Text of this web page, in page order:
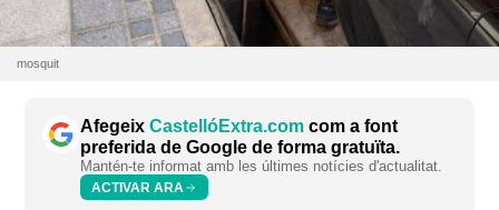
mosquit
Afegeix CastellóExtra.com com a font
preferida de Google de forma gratuïta.
Mantén-te informat amb les últimes notícies d'actualitat.
ACTIVAR ARA